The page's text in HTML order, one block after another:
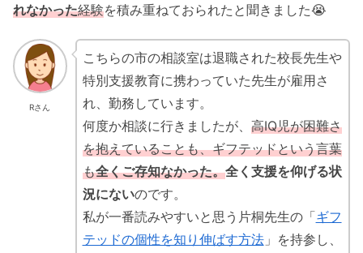
れなかった経験を積み重ねておられたと聞きました😭
Rさん
こちらの市の相談室は退職された校長先生や
特別支援教育に携わっていた先生が雇用さ
れ、勤務しています。
何度か相談に行きましたが、 高IQ児が困難さ
を抱えていることも、ギフテッドという言葉
も全くご存知なかった。全く支援を仰げる状
況にないのです。
私が一番読みやすいと思う片桐先生の「ギフ
テッドの個性を知り伸ばす方法」を持参し、